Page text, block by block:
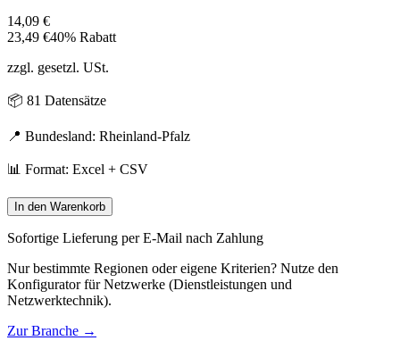
14,09 €
23,49 €40% Rabatt
zzgl. gesetzl. USt.
📦 81 Datensätze
📍 Bundesland: Rheinland-Pfalz
📊 Format: Excel + CSV
In den Warenkorb
Sofortige Lieferung per E-Mail nach Zahlung
Nur bestimmte Regionen oder eigene Kriterien? Nutze den
Konfigurator fürNetzwerke (Dienstleistungen und
Netzwerktechnik).
Zur Branche →